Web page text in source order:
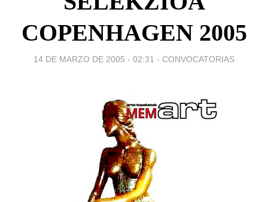
COPENHAGEN 2005
14 DE MARZO DE 2005 - 02:31 - CONVOCATORIAS